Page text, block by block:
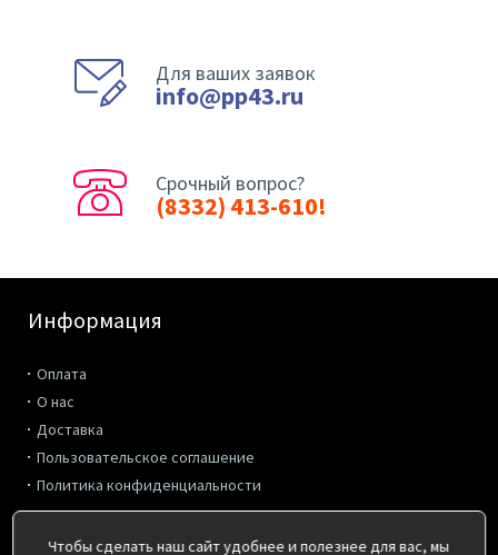
Для ваших заявок
info@pp43.ru
Срочный вопрос?
(8332) 413-610!
Информация
Оплата
О нас
Доставка
Пользовательское соглашение
Политика конфиденциальности
Чтобы сделать наш сайт удобнее и полезнее для вас, мы